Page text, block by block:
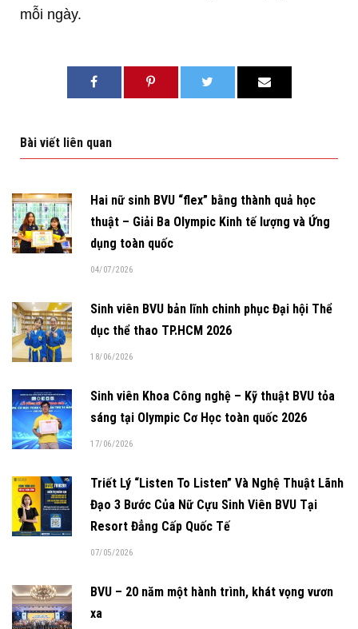
mỗi ngày.
Bài viết liên quan
Hai nữ sinh BVU “flex” bằng thành quả học
thuật – Giải Ba Olympic Kinh tế lượng và Ứng
dụng toàn quốc
04/07/2026
Sinh viên BVU bản lĩnh chinh phục Đại hội Thể
dục thể thao TP.HCM 2026
18/06/2026
Sinh viên Khoa Công nghệ – Kỹ thuật BVU tỏa
sáng tại Olympic Cơ Học toàn quốc 2026
17/06/2026
Triết Lý “Listen To Listen” Và Nghệ Thuật Lãnh
Đạo 3 Bước Của Nữ Cựu Sinh Viên BVU Tại
Resort Đẳng Cấp Quốc Tế
07/05/2026
BVU – 20 năm một hành trình, khát vọng vươn
xa